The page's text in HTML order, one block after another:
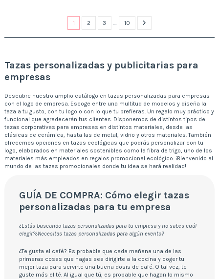
1 2 3 … 10
Tazas personalizadas y publicitarias para
empresas
Descubre nuestro amplio catálogo en tazas personalizadas para empresas
con el logo de empresa. Escoge entre una multitud de modelos y diseña la
taza a tu gusto, con tu logo o con lo que tu prefieras. Un regalo muy práctico y
funcional que agradecerán tus clientes. Disponemos de distintos tipos de
tazas corporativas para empresas en distintos materiales, desde las
clásicas de cerámica, hasta las de metal, vidrio y otros materiales. También
ofrecemos opciones en tazas ecológicas que podrás personalizar con tu
logo, elaborados en materiales sostenibles como la fibra de trigo, uno de los
materiales más empleados en regalos promocional ecológico. ¡Bienvenido al
mundo de las tazas promocionales donde tu idea se hará realidad!
GUÍA DE COMPRA: Cómo elegir tazas
personalizadas para tu empresa
¿Estás buscando tazas personalizadas para tu empresa y no sabes cuál
elegir?¿Necesitas tazas personalizadas para algún evento?
¿Te gusta el café? Es probable que cada mañana una de las
primeras cosas que hagas sea dirigirte a la cocina y coger tu
mejor taza para servirte una buena dosis de café. O tal vez, te
guste más el té. Al igual que tú, es probable que hagan lo mismo